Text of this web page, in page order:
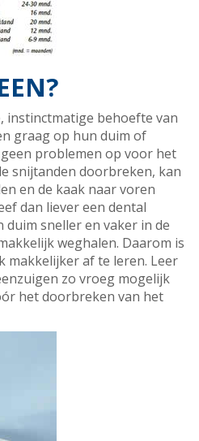
instinctmatige behoefte van
graag op hun duim of
problemen op voor het
snijtanden doorbreken, kan
en de kaak naar voren
dan liever een dental
duim sneller en vaker in de
weghalen. Daarom is
makkelijker af te leren. Leer
zo vroeg mogelijk
het doorbreken van het